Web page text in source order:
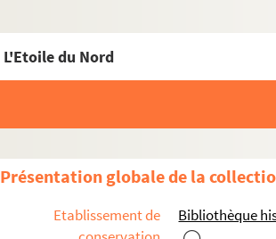
L'Etoile du Nord
Présentation globale de la
Etablissement de
Bibliothèque
16e arrondissement
17e arrondissement
L'Archipel
Art et Action